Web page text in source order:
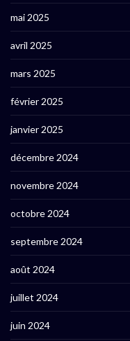
mai 2025
avril 2025
mars 2025
février 2025
janvier 2025
décembre 2024
novembre 2024
octobre 2024
septembre 2024
août 2024
juillet 2024
juin 2024